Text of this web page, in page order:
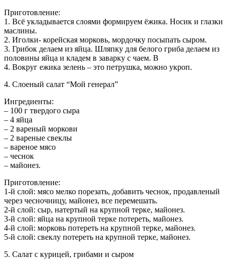
Приготовление:
1. Всё укладывается слоями формируем ёжика. Носик и глазки
маслины.
2. Иголки- корейская морковь, мордочку посыпать сыром.
3. Грибок делаем из яйца. Шляпку для белого гриба делаем из
половины яйца и кладем в заварку с чаем. В
4. Вокруг ежика зелень – это петрушка, можно укроп.
4. Слоеный салат “Мой генерал”
Ингредиенты:
– 100 г твердого сыра
– 4 яйца
– 2 вареный моркови
– 2 вареные свеклы
– вареное мясо
– чеснок
– майонез.
Приготовление:
1-й слой: мясо мелко порезать, добавить чеснок, продавленый
через чесночницу, майонез, все перемешать.
2-й слой: сыр, натертый на крупной терке, майонез.
3-й слой: яйца на крупной терке потереть, майонез.
4-й слой: морковь потереть на крупной терке, майонез.
5-й слой: свеклу потереть на крупной терке, майонез.
5. Салат с курицей, грибами и сыром